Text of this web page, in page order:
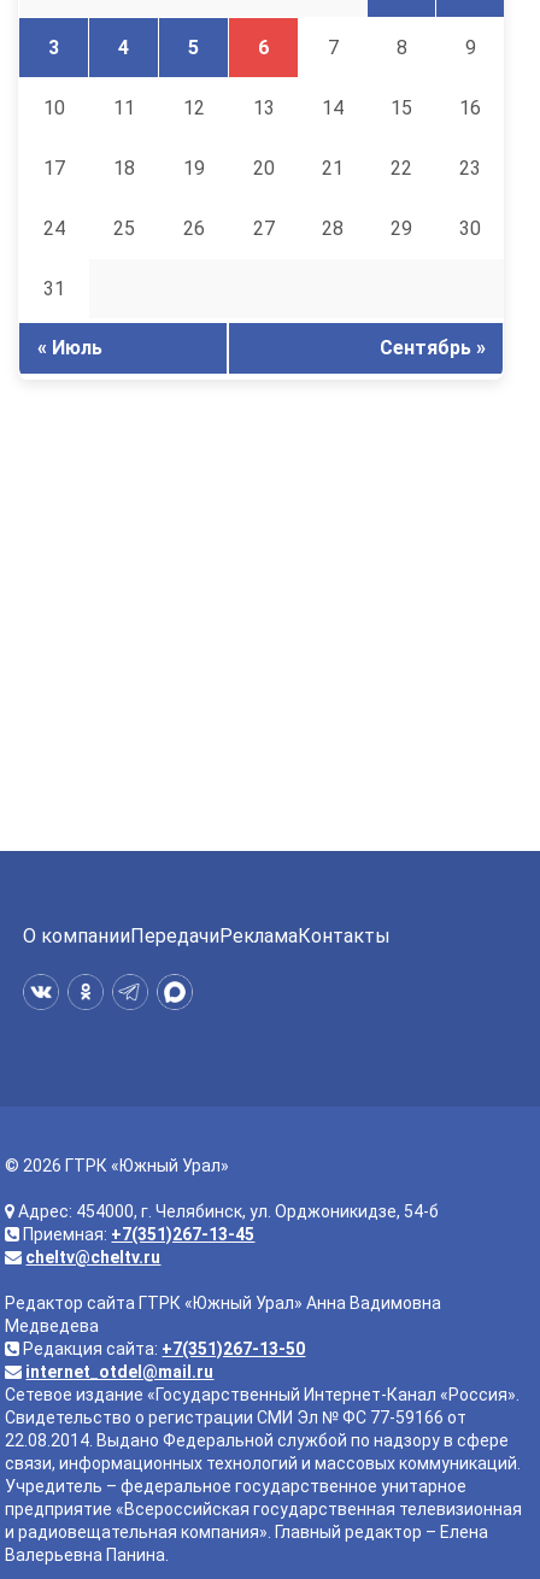
3 4 5 6 7 8 9
10 11 12 13 14 15 16
17 18 19 20 21 22 23
24 25 26 27 28 29 30
31
« Июль Сентябрь »
О компанииПередачиРекламаКонтакты
© 2026 ГТРК «Южный Урал»
Адрес: 454000, г. Челябинск, ул. Орджоникидзе, 54-б
Приемная: +7(351)267-13-45
cheltv@cheltv.ru
Редактор сайта ГТРК «Южный Урал» Анна Вадимовна
Медведева
Редакция сайта: +7(351)267-13-50
internet_otdel@mail.ru
Сетевое издание «Государственный Интернет-Канал «Россия».
Свидетельство о регистрации СМИ Эл № ФС 77-59166 от
22.08.2014. Выдано Федеральной службой по надзору в сфере
связи, информационных технологий и массовых коммуникаций.
Учредитель – федеральное государственное унитарное
предприятие «Всероссийская государственная телевизионная
и радиовещательная компания». Главный редактор – Елена
Валерьевна Панина.